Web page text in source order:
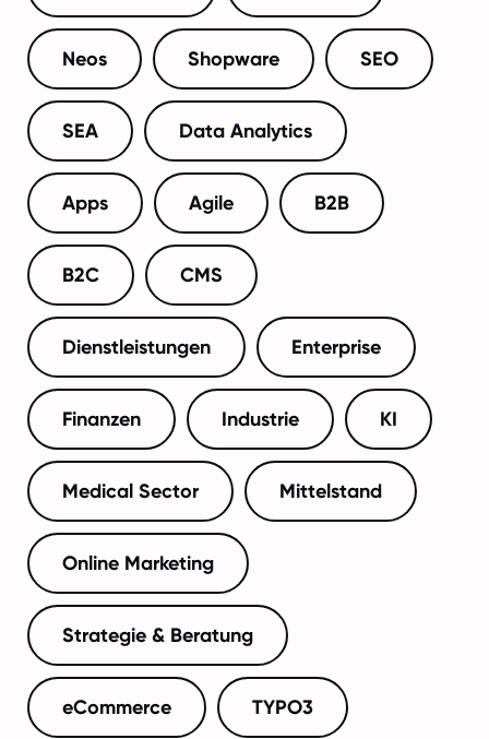
Neos Shopware SEO
SEA Data Analytics
Apps Agile B2B
B2C CMS
Dienstleistungen Enterprise
Finanzen Industrie KI
Medical Sector Mittelstand
Online Marketing
Strategie & Beratung
eCommerce TYPO3